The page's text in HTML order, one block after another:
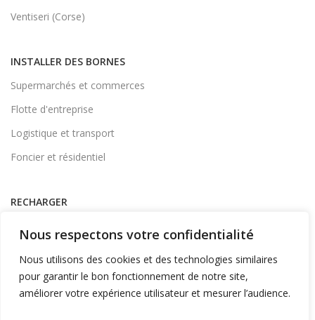
Nous respectons votre confidentialité
Nous utilisons des cookies et des technologies similaires
pour garantir le bon fonctionnement de notre site,
améliorer votre expérience utilisateur et mesurer l’audience.
Ventiseri (Corse)
INSTALLER DES BORNES
Supermarchés et commerces
Flotte d'entreprise
Logistique et transport
Foncier et résidentiel
RECHARGER
A Domicile
Télécharger l'application